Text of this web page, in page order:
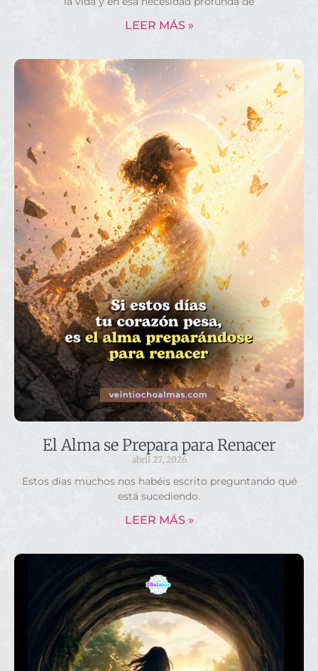
LEER MÁS »
El Alma se Prepara para Renacer
abril 27, 2026
Estos días muchos nos habéis escrito preguntando qué
está sucediendo.
LEER MÁS »